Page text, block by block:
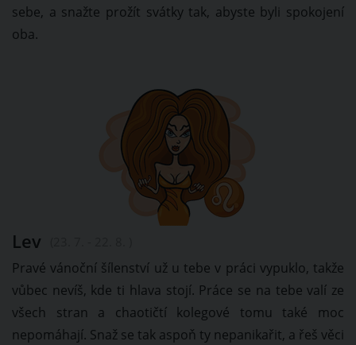
sebe, a snažte prožít svátky tak, abyste byli spokojení
oba.
Lev
Pravé vánoční šílenství už u tebe v práci vypuklo, takže
vůbec nevíš, kde ti hlava stojí. Práce se na tebe valí ze
všech stran a chaotičtí kolegové tomu také moc
nepomáhají. Snaž se tak aspoň ty nepanikařit, a řeš věci